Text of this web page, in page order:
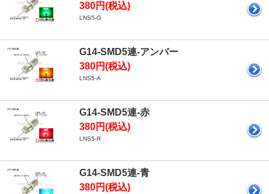
380円(税込)
LNS5-G
G14-SMD5連-アンバー
380円(税込)
LNS5-A
G14-SMD5連-赤
380円(税込)
LNS5-R
G14-SMD5連-青
380円(税込)